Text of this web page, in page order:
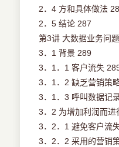
2．4 方和具体做法
2．5 结论 287
第3讲 大数据业务问
3．1 背景 289
3．1．1 客户流失
3．1．2 缺乏营销策
3．1．3 呼叫数据记
3．2 为增加利润而
3．2．1 避免客户流
3．2．2 采用的营销